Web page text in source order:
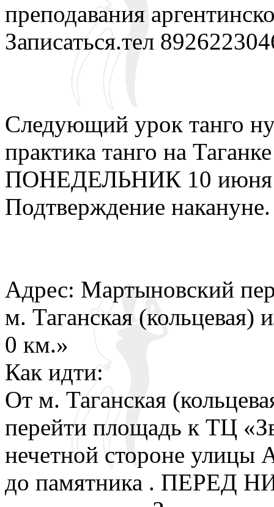
преподавания
Записаться.тел
Следующий урок танго
практика танго на
ПОНЕДЕЛЬНИК 10 июня
Подтверждение накануне.
Адрес: Мартыновский
м. Таганская
0 км.»
Как идти:
От м. Таганская
перейти площадь к ТЦ
нечетной стороне улицы
до памятника . ПЕРЕД